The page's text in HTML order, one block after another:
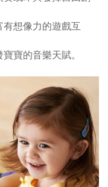
有想像力的遊戲互
寶的音樂天賦。